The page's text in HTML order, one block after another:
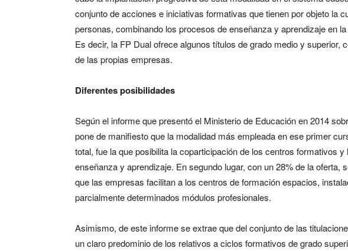
conjunto de acciones e iniciativas formativas que tienen por objeto la
personas, combinando los procesos de enseñanza y aprendizaje en
Es decir, la FP Dual ofrece algunos títulos de grado medio y superior,
de las propias empresas.
Diferentes posibilidades
Según el informe que presentó el Ministerio de Educación en 2014
pone de manifiesto que la modalidad más empleada en ese primer
total, fue la que posibilita la coparticipación de los centros formativos
enseñanza y aprendizaje. En segundo lugar, con un 28% de la oferta,
que las empresas facilitan a los centros de formación espacios,
parcialmente determinados módulos profesionales.
Asimismo, de este informe se extrae que del conjunto de las
un claro predominio de los relativos a ciclos formativos de grado